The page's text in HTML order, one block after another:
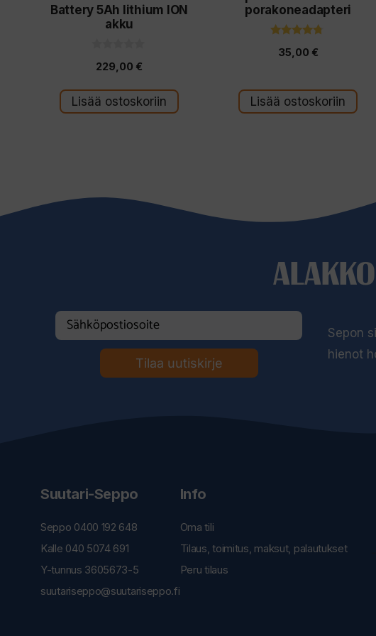
Battery 5Ah lithium ION
akku
5
s
t
ä
229,00 €
Lisää ostoskoriin
porakoneadapteri
5:stä
35,00 €
Lisää ostoskoriin
Tilaa uutiskirje
Sepon
hienot
Suutari-Seppo
Seppo 0400 192 648
Kalle 040 5074 691
Y-tunnus 3605673-5
suutariseppo@suutariseppo.fi
Info
Oma tili
Tilaus, toimitus, maksut, palautukset
Peru tilaus